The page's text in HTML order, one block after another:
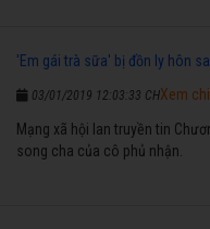
'Em gái trà sữa' bị đồn ly hôn
03/01/2019 12:03:33 CH
Mạng xã hội lan truyền tin
song cha của cô phủ nhận.
Xem